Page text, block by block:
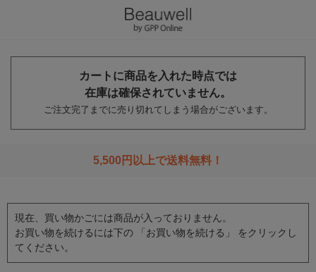
カートに商品を入れた時点では
在庫は確保されていません。
ご注文完了までに売り切れてしまう場合がございます。
5,500円以上で送料無料！
現在、買い物かごには商品が入っておりません。
お買い物を続けるには下の 「お買い物を続ける」 をクリックし
てください。